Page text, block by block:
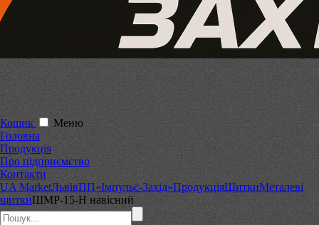
Кошик
Меню
Головна
Продукція
Про підприємство
Контакти
UA MarketЛьвівПП«Імпульс-Захід»ПродукціяЩиткиМеталеві
щиткиШМР-15-Н навісний